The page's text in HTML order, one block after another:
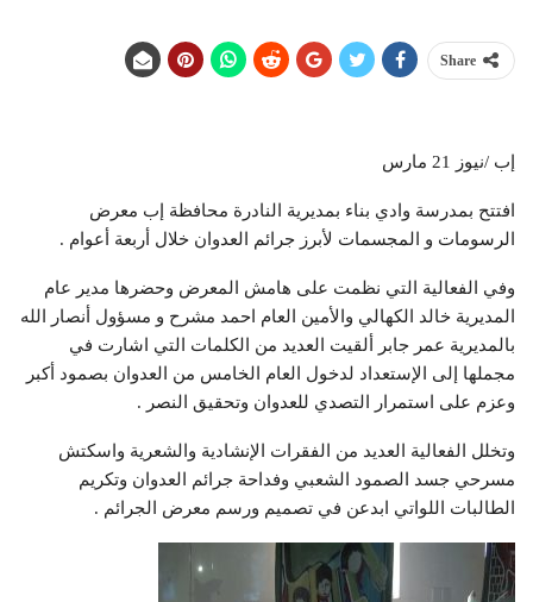
Share
إب /نيوز 21 مارس
افتتح بمدرسة وادي بناء بمديرية النادرة محافظة إب معرض
الرسومات و المجسمات لأبرز جرائم العدوان خلال أربعة أعوام .
وفي الفعالية التي نظمت على هامش المعرض وحضرها مدير عام
المديرية خالد الكهالي والأمين العام احمد مشرح و مسؤول أنصار الله
بالمديرية عمر جابر ألقيت العديد من الكلمات التي اشارت في
مجملها إلى الإستعداد لدخول العام الخامس من العدوان بصمود أكبر
وعزم على استمرار التصدي للعدوان وتحقيق النصر .
وتخلل الفعالية العديد من الفقرات الإنشادية والشعرية واسكتش
مسرحي جسد الصمود الشعبي وفداحة جرائم العدوان وتكريم
الطالبات اللواتي ابدعن في تصميم ورسم معرض الجرائم .